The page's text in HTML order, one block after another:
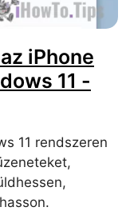
iPhone
11 -
11 rendszeren